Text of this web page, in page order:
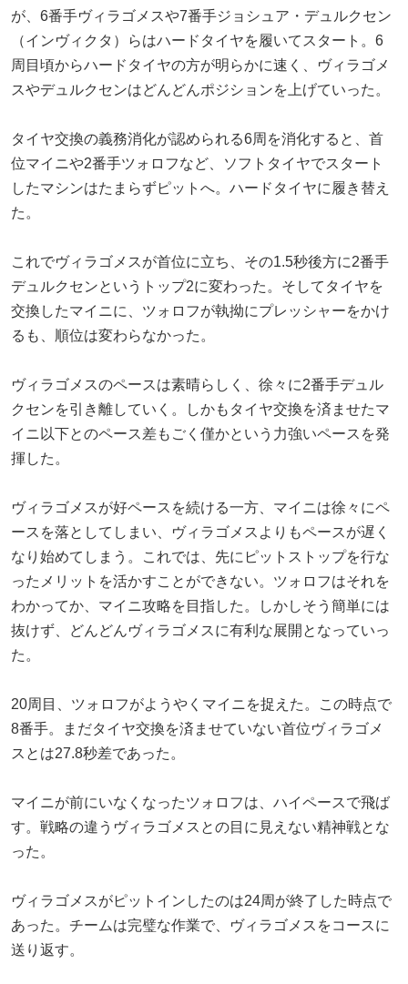
が、6番手ヴィラゴメスや7番手ジョシュア・デュルクセン
（インヴィクタ）らはハードタイヤを履いてスタート。6
周目頃からハードタイヤの方が明らかに速く、ヴィラゴメ
スやデュルクセンはどんどんポジションを上げていった。
タイヤ交換の義務消化が認められる6周を消化すると、首
位マイニや2番手ツォロフなど、ソフトタイヤでスタート
したマシンはたまらずピットへ。ハードタイヤに履き替え
た。
これでヴィラゴメスが首位に立ち、その1.5秒後方に2番手
デュルクセンというトップ2に変わった。そしてタイヤを
交換したマイニに、ツォロフが執拗にプレッシャーをかけ
るも、順位は変わらなかった。
ヴィラゴメスのペースは素晴らしく、徐々に2番手デュル
クセンを引き離していく。しかもタイヤ交換を済ませたマ
イニ以下とのペース差もごく僅かという力強いペースを発
揮した。
ヴィラゴメスが好ペースを続ける一方、マイニは徐々にペ
ースを落としてしまい、ヴィラゴメスよりもペースが遅く
なり始めてしまう。これでは、先にピットストップを行な
ったメリットを活かすことができない。ツォロフはそれを
わかってか、マイニ攻略を目指した。しかしそう簡単には
抜けず、どんどんヴィラゴメスに有利な展開となっていっ
た。
20周目、ツォロフがようやくマイニを捉えた。この時点で
8番手。まだタイヤ交換を済ませていない首位ヴィラゴメ
スとは27.8秒差であった。
マイニが前にいなくなったツォロフは、ハイペースで飛ば
す。戦略の違うヴィラゴメスとの目に見えない精神戦とな
った。
ヴィラゴメスがピットインしたのは24周が終了した時点で
あった。チームは完璧な作業で、ヴィラゴメスをコースに
送り返す。